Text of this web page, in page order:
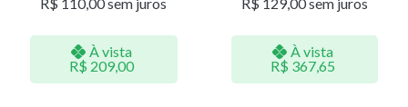
À vista
R$ 209,00
À vista
R$ 367,65